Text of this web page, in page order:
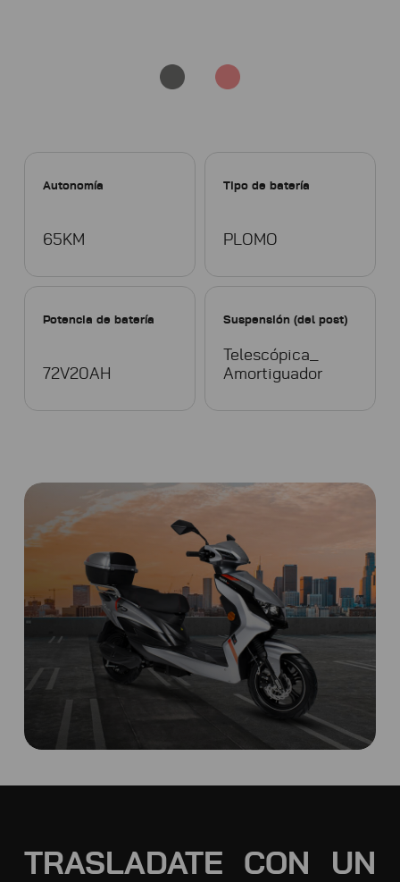
Autonomía
65KM
Tipo de batería
PLOMO
Potencia de batería
72V20AH
Suspensión (del post)
Telescópica_
Amortiguador
TRASLADATE CON UN